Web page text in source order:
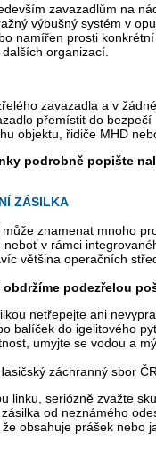
zavazadlům na
výbušný systém v
namířen prosti
organizací.
zavazadla a v
přemístit do bezpečí
objektu, řidiče MHD
podrobně popište
ZÁSILKA
znamenat mnoho
v rámci
většina operačních
obdržíme podezřelou
netřepejte ani
balíček do igelitového
umyjte se vodou a
záchranný sbor
linku, seriózně zvažte
od neznámého
obsahuje prášek nebo